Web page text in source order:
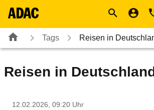
Tags Reisen in
Reisen in
12.02.2026, 09:20 Uhr